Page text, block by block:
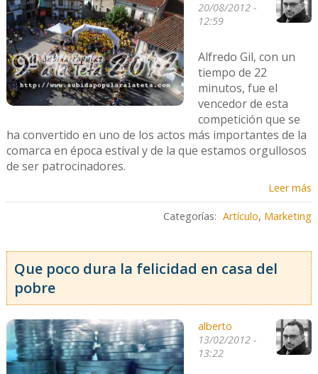
20/08/2012 -
12:59
Alfredo Gil, con un
tiempo de 22
minutos, fue el
vencedor de esta
competición que se
ha convertido en uno de los actos más importantes de la
comarca en época estival y de la que estamos orgullosos
de ser patrocinadores.
Leer más
Categorías: Artículo, Marketing
Que poco dura la felicidad en casa del
pobre
alberto
13/02/2012 -
13:22